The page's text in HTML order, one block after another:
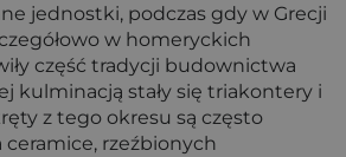
jednostki, podczas gdy w Grecji
w homeryckich
część tradycji budownictwa
kulminacją stały się triakontery i
z tego okresu są często
rzeźbionych